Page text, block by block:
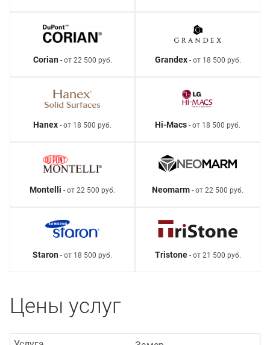
Corian- от 22 500 руб. Grandex- от 18 500 руб.
Hanex - от 18 500 руб. Hi-Macs - от 18 500 руб.
Montelli - от 22 500 руб. Neomarm - от 22 500 руб.
Staron - от 18 500 руб. Tristone- от 21 500 руб.
Цены услуг